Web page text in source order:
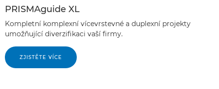
PRISMAguide XL
Kompletní komplexní vícevrstevné a duplexní projekty
umožňující diverzifikaci vaší firmy.
ZJISTĚTE VÍCE